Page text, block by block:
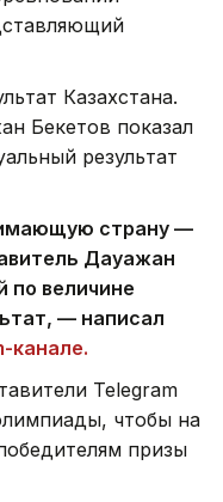
Казахстана.
Бекетов показал
результат
страну —
Дауажан
по величине
— написал
канале.
Telegram
чтобы на
призы